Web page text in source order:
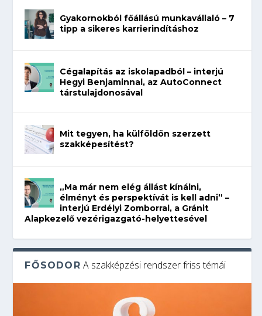
Gyakornokból főállású munkavállaló – 7
tipp a sikeres karrierindításhoz
Cégalapítás az iskolapadból – interjú
Hegyi Benjaminnal, az AutoConnect
társtulajdonosával
Mit tegyen, ha külföldön szerzett
szakképesítést?
„Ma már nem elég állást kínálni,
élményt és perspektívát is kell adni” –
interjú Erdélyi Zomborral, a Gránit
Alapkezelő vezérigazgató-helyettesével
FŐSODOR A szakképzési rendszer friss témái